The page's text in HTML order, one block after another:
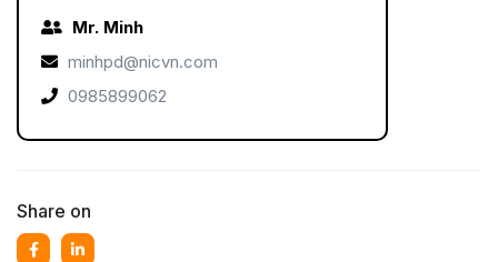
Mr. Minh
minhpd@nicvn.com
0985899062
Share on